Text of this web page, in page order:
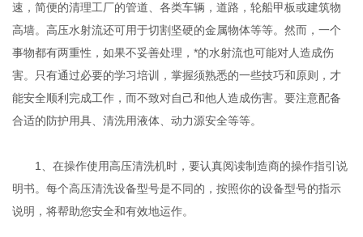
速，简便的清理工厂的管道、各类车辆，道路，轮船甲板或建筑物
高墙。高压水射流还可用于切割坚硬的金属物体等等。然而，一个
事物都有两重性，如果不妥善处理，*的水射流也可能对人造成伤
害。只有通过必要的学习培训，掌握须熟悉的一些技巧和原则，才
能安全顺利完成工作，而不致对自己和他人造成伤害。要注意配备
合适的防护用具、清洗用液体、动力源安全等等。
1、在操作使用高压清洗机时，要认真阅读制造商的操作指引说
明书。每个高压清洗设备型号是不同的，按照你的设备型号的指示
说明，将帮助您安全和有效地运作。